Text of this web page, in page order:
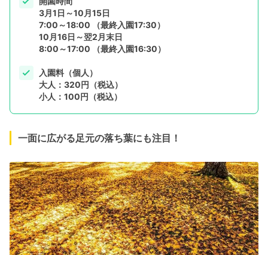
3月1日～10月15日
7:00～18:00 （最終入園17:30）
10月16日～翌2月末日
8:00～17:00 （最終入園16:30）
入園料（個人）
大人：320円（税込）
小人：100円（税込）
一面に広がる足元の落ち葉にも注目！